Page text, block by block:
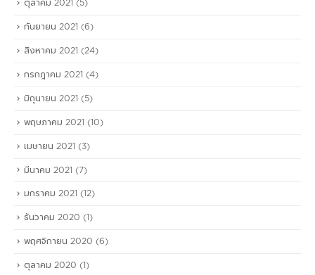
ตุลาคม 2021 (5)
กันยายน 2021 (6)
สิงหาคม 2021 (24)
กรกฎาคม 2021 (4)
มิถุนายน 2021 (5)
พฤษภาคม 2021 (10)
เมษายน 2021 (3)
มีนาคม 2021 (7)
มกราคม 2021 (12)
ธันวาคม 2020 (1)
พฤศจิกายน 2020 (6)
ตุลาคม 2020 (1)